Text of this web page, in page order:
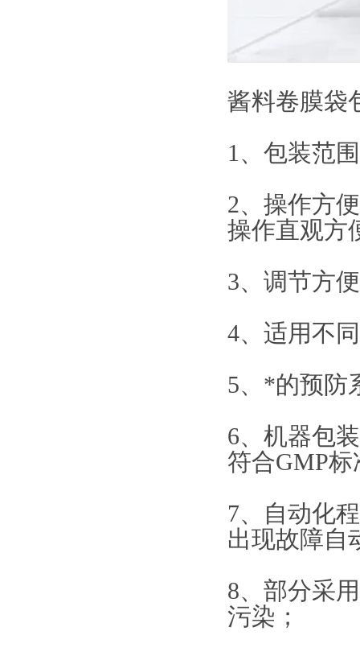
酱料卷膜袋
1、包装范
2、操作方
操作直观方
3、调节方
4、适用不
5、*的预防
6、机器包
符合GMP标
7、自动化
出现故障自
8、部分采
污染；